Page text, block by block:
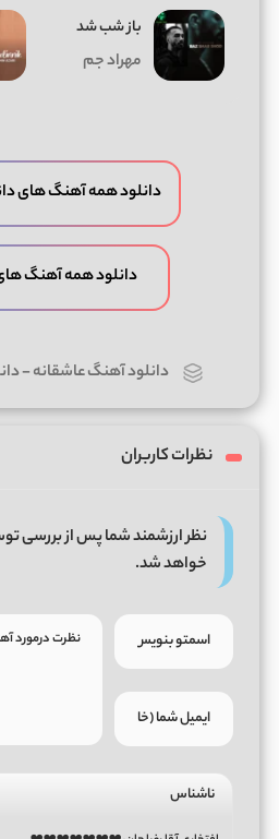
باز شب شد
مهراد جم
دانلود همه آهنگ های
دانلود همه آهنگ
دانلود آهنگ عاشقانه-
نظرات کاربران
نظر ارزشمند شما پس از بررسی
خواهد شد.
ناشناس